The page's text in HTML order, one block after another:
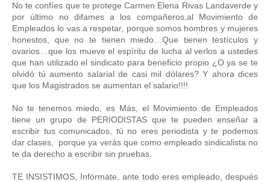
No te confíes que te protege Carmen Elena Rivas Landaverde y
por último no difames a los compañeros,al Movimiento de
Empleados lo vas a respetar, porque somos hombres y mujeres
honestos, que no te tienen miedo…Que tienen testículos y
ovarios…que los mueve el espíritu de lucha al verlos a ustedes
que han utilizado el sindicato para beneficio propio ¿O ya se te
olvidó tú aumento salarial de casi mil dólares? Y ahora dices
que los Magistrados se aumentan el salario!!!!
No te tenemos miedo, es Más, el Movimiento de Empleados
tiene un grupo de PERIODISTAS que te pueden enseñar a
escribir tus comunicados, tú no eres periodista y te podemos
dar clases,  porque ya verás que como empleado sindicalista no
te da derecho a escribir sin pruebas.
TE INSISTIMOS, Infórmate, ante todo eres empleado, después